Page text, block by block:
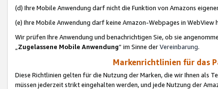
(d) Ihre Mobile Anwendung darf nicht die Funktion von Amazons
(e) Ihre Mobile Anwendung darf keine Amazon-Webpages in WebView
Wir prüfen Ihre Anwendung und benachrichtigen Sie, ob sie
„Zugelassene Mobile Anwendung“ im Sinne derVereinbarung.
Markenrichtlinien für das
Diese Richtlinien gelten für die Nutzung der Marken, die wir Ihnen als
müssen jederzeit strikt eingehalten werden, und jede Nutzung der